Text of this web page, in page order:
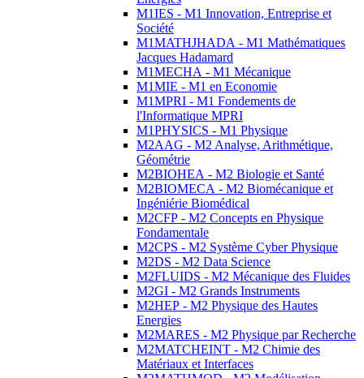
M1IES - M1 Innovation, Entreprise et
Société
M1MATHJHADA - M1 Mathématiques
Jacques Hadamard
M1MECHA - M1 Mécanique
M1MIE - M1 en Economie
M1MPRI - M1 Fondements de
l'Informatique MPRI
M1PHYSICS - M1 Physique
M2AAG - M2 Analyse, Arithmétique,
Géométrie
M2BIOHEA - M2 Biologie et Santé
M2BIOMECA - M2 Biomécanique et
Ingéniérie Biomédical
M2CFP - M2 Concepts en Physique
Fondamentale
M2CPS - M2 Système Cyber Physique
M2DS - M2 Data Science
M2FLUIDS - M2 Mécanique des Fluides
M2GI - M2 Grands Instruments
M2HEP - M2 Physique des Hautes
Energies
M2MARES - M2 Physique par Recherche
M2MATCHEINT - M2 Chimie des
Matériaux et Interfaces